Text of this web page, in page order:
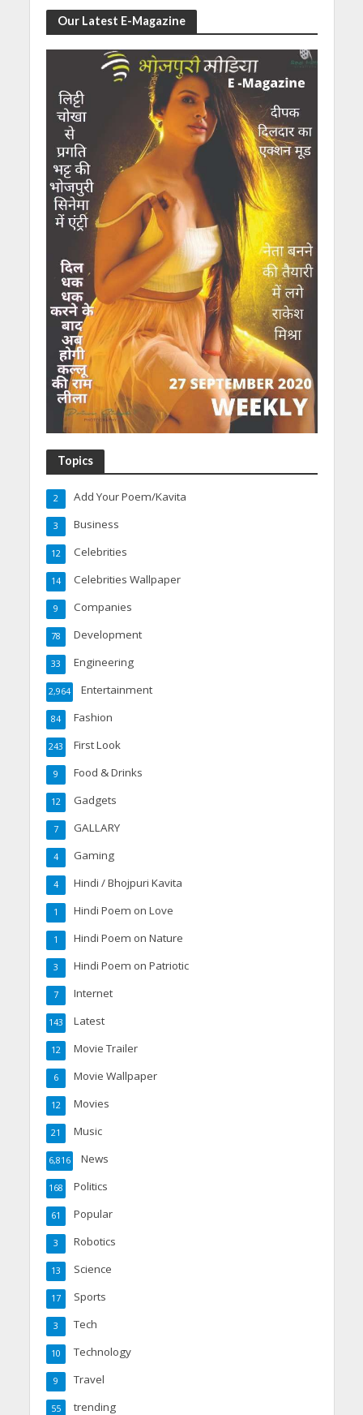
Our Latest E-Magazine
Topics
Add Your Poem/Kavita
2
Business
3
Celebrities
12
Celebrities Wallpaper
14
Companies
9
Development
78
Engineering
33
Entertainment
2,964
Fashion
84
First Look
243
Food & Drinks
9
Gadgets
12
GALLARY
7
Gaming
4
Hindi / Bhojpuri Kavita
4
Hindi Poem on Love
1
Hindi Poem on Nature
1
Hindi Poem on Patriotic
3
Internet
7
Latest
143
Movie Trailer
12
Movie Wallpaper
6
Movies
12
Music
21
News
6,816
Politics
168
Popular
61
Robotics
3
Science
13
Sports
17
Tech
3
Technology
10
Travel
9
trending
55